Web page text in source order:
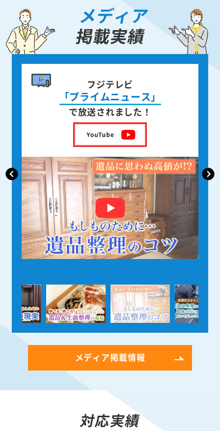
メディア
掲載実績
書籍出版
身近な人が
亡くなった後の遺品整理
を出版しました！
メディア掲載情報
対応実績